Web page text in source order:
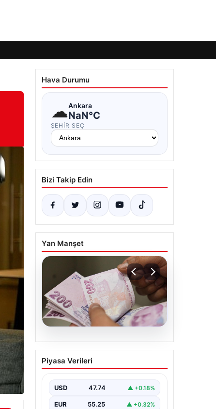
Hava Durumu
☁Ankara
NaN°C
ŞEHIR SEÇ
Bizi Takip Edin
Yan Manşet
07.08.2026
Bayram ikramiyeleri ne
zaman yatacak? 2026
ikramiye ödemeleri
Piyasa Verileri
USD 47.74 ▲ +0.18%
EUR 55.25 ▲ +0.32%